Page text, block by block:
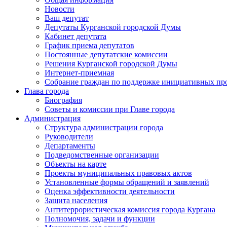
Новости
Ваш депутат
Депутаты Курганской городской Думы
Кабинет депутата
График приема депутатов
Постоянные депутатские комиссии
Решения Курганской городской Думы
Интернет-приемная
Собрание граждан по поддержке инициативных
Глава города
Биография
Советы и комиссии при Главе города
Администрация
Структура администрации города
Руководители
Департаменты
Подведомственные организации
Объекты на карте
Проекты муниципальных правовых актов
Установленные формы обращений и заявлений
Оценка эффективности деятельности
Защита населения
Антитеррористическая комиссия города Кургана
Полномочия, задачи и функции